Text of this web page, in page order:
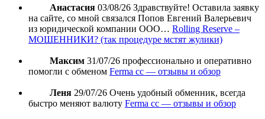
Анастасия 03/08/26 Здравствуйте! Оставила заявку
на сайте, со мной связался Попов Евгений Валерьевич
из юридической компании ООО… Rolling Reserve –
МОШЕННИКИ? (так процедуре мстят жулики)
Максим 31/07/26 профессионально и оперативно
помогли с обменом Ferma cc — отзывы и обзор
Леня 29/07/26 Очень удобный обменник, всегда
быстро меняют валюту Ferma cc — отзывы и обзор